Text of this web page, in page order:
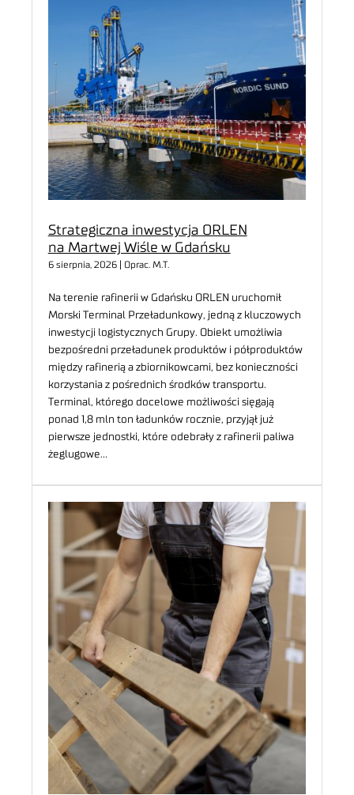
Strategiczna inwestycja ORLEN
na Martwej Wiśle w Gdańsku
6 sierpnia, 2026 | Oprac. M.T.
Na terenie rafinerii w Gdańsku ORLEN uruchomił
Morski Terminal Przeładunkowy, jedną z kluczowych
inwestycji logistycznych Grupy. Obiekt umożliwia
bezpośredni przeładunek produktów i półproduktów
między rafinerią a zbiornikowcami, bez konieczności
korzystania z pośrednich środków transportu.
Terminal, którego docelowe możliwości sięgają
ponad 1,8 mln ton ładunków rocznie, przyjął już
pierwsze jednostki, które odebrały z rafinerii paliwa
żeglugowe…